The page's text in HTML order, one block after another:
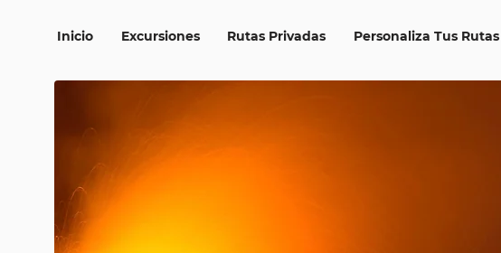
Inicio Excursiones Rutas Privadas Personaliza Tus Rutas